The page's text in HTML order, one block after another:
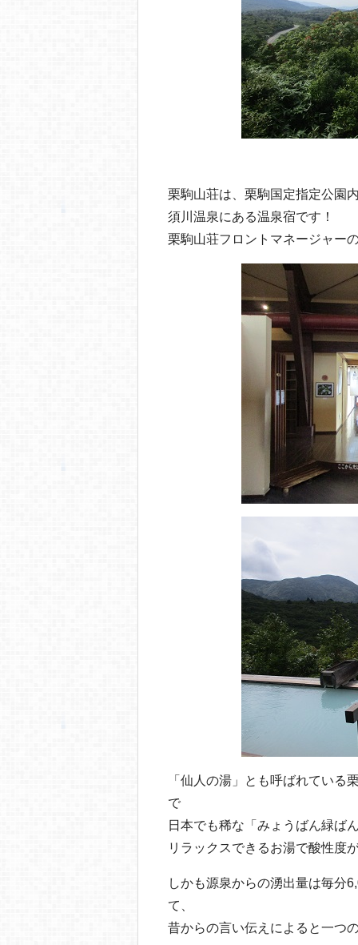
栗駒山荘は、栗駒国定指定公園
須川温泉にある温泉宿です！
栗駒山荘フロントマネージャー
「仙人の湯」とも呼ばれている
で
日本でも稀な「みょうばん緑ば
リラックスできるお湯で酸性度
しかも源泉からの湧出量は毎分
て、
昔からの言い伝えによると一つ